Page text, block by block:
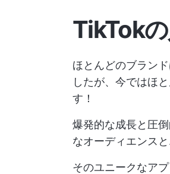
TikTok
ほとんどのブラン
したが、今ではほ
す！
爆発的な成長と圧
なオーディエンス
そのユニークなア